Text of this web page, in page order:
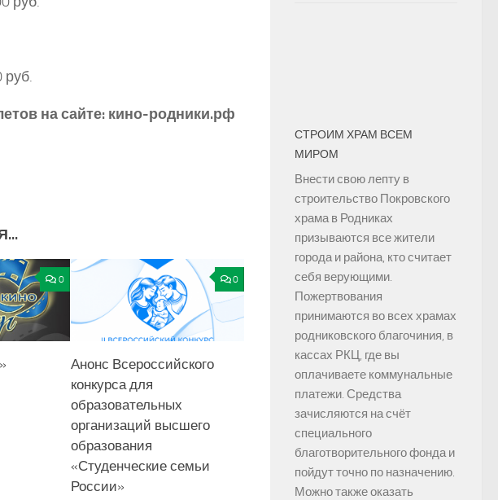
на сайте: кино-родники.рф
0 0
Анонс Всероссийского
конкурса для
образовательных
организаций высшего
образования
«Студенческие семьи
России»
СТРОИМ ХРАМ ВСЕМ
МИРОМ
Внести свою лепту в
строительство Покровского
храма в Родниках
призываются все жители
города и района, кто считает
себя верующими.
Пожертвования
принимаются во всех храмах
родниковского благочиния, в
кассах РКЦ, где вы
оплачиваете коммунальные
платежи. Средства
зачисляются на счёт
специального
благотворительного фонда и
пойдут точно по назначению.
Можно также оказать